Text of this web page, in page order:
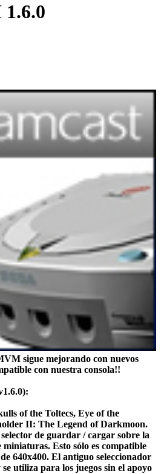
sigue mejorando con nuevos
con nuestra consola!!
of the Toltecs, Eye of the
II: The Legend of Darkmoon.
de guardar / cargar sobre la
Esto sólo es compatible
640x400. El antiguo seleccionador
utiliza para los juegos sin el apoyo